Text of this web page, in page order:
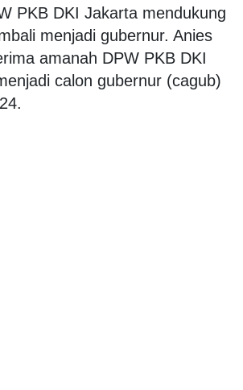
PKB DKI Jakarta mendukung
menjadi gubernur. Anies
amanah DPW PKB DKI
calon gubernur (cagub)